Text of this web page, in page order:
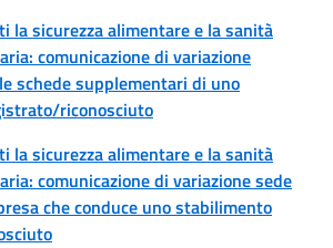
la sicurezza alimentare e la sanità
comunicazione di variazione
schede supplementari di uno
riconosciuto
la sicurezza alimentare e la sanità
comunicazione di variazione sede
che conduce uno stabilimento